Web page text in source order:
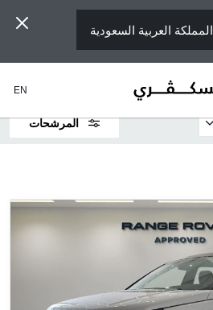
المملكة العربية السعودية
EN
المرشحات